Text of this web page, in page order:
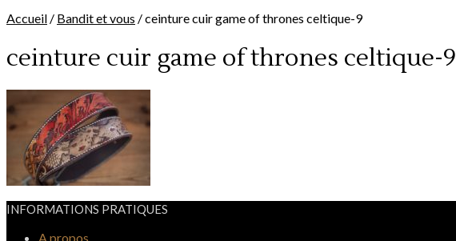
Accueil / Bandit et vous /ceinture cuir game of thrones celtique-9
ceinture cuir game of thrones celtique-9
INFORMATIONS PRATIQUES
A propos